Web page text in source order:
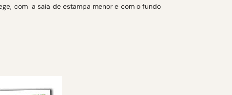
com a saia de estampa menor e com o fundo